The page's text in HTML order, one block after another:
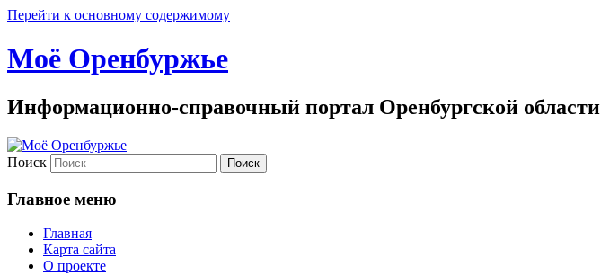
Перейти к основному содержимому
Моё Оренбуржье
Информационно-справочный портал Оренбургской области
Поиск
Главное меню
Главная
Карта сайта
О проекте